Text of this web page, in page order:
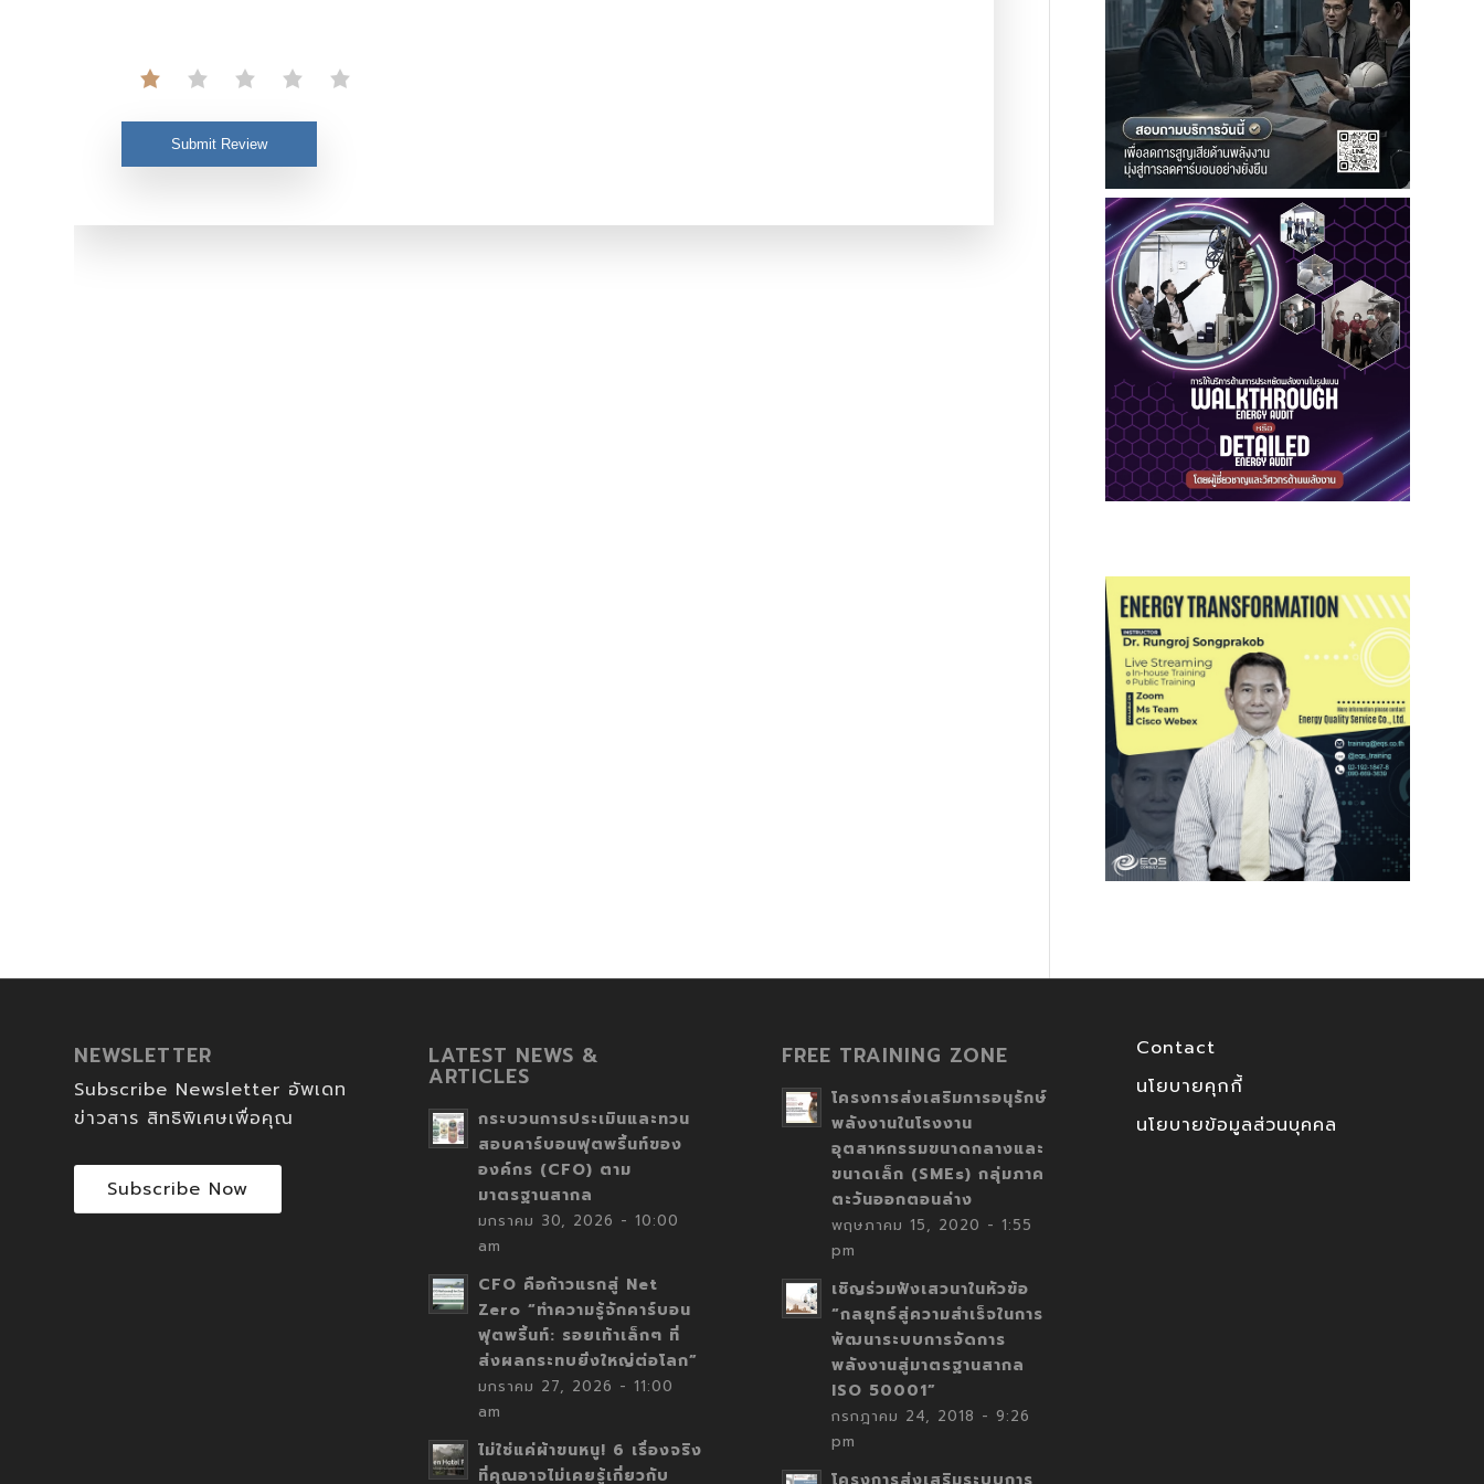
Submit Review
NEWSLETTER
Subscribe Newsletter อัพเดท
ข่าวสาร สิทธิพิเศษเพื่อคุณ
Subscribe Now
LATEST NEWS &
ARTICLES
กระบวนการประเมินและทวน
สอบคาร์บอนฟุตพริ้นท์ของ
องค์กร (CFO) ตาม
มาตรฐานสากล
มกราคม 30, 2026 - 10:00
am
CFO คือก้าวแรกสู่ Net
Zero “ทำความรู้จักคาร์บอน
ฟุตพริ้นท์: รอยเท้าเล็กๆ ที่
ส่งผลกระทบยิ่งใหญ่ต่อโลก”
มกราคม 27, 2026 - 11:00
am
ไม่ใช่แค่ผ้าขนหนู! 6 เรื่องจริง
ที่คุณอาจไม่เคยรู้เกี่ยวกับ
FREE TRAINING ZONE
โครงการส่งเสริมการอนุรักษ์
พลังงานในโรงงาน
อุตสาหกรรมขนาดกลางและ
ขนาดเล็ก (SMEs) กลุ่มภาค
ตะวันออกตอนล่าง
พฤษภาคม 15, 2020 - 1:55
pm
เชิญร่วมฟังเสวนาในหัวข้อ
“กลยุทธ์สู่ความสำเร็จในการ
พัฒนาระบบการจัดการ
พลังงานสู่มาตรฐานสากล
ISO 50001”
กรกฎาคม 24, 2018 - 9:26
pm
Contact
นโยบายคุกกี้
นโยบายข้อมูลส่วนบุคคล